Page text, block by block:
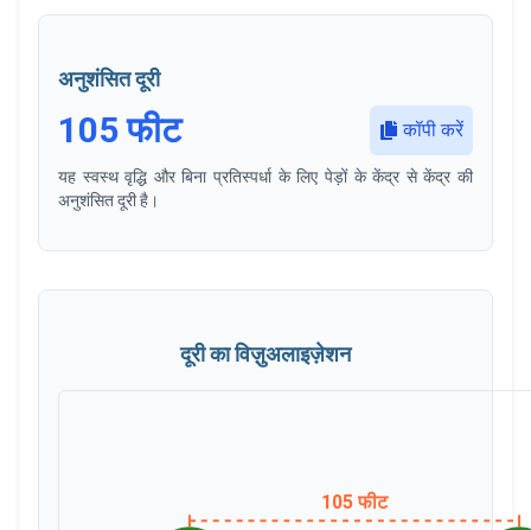
अनुशंसित दूरी
105 फीट कॉपी करें
यह स्वस्थ वृद्धि और बिना प्रतिस्पर्धा के लिए पेड़ों के केंद्र से केंद्र की
अनुशंसित दूरी है।
दूरी का विज़ुअलाइज़ेशन
105फीट